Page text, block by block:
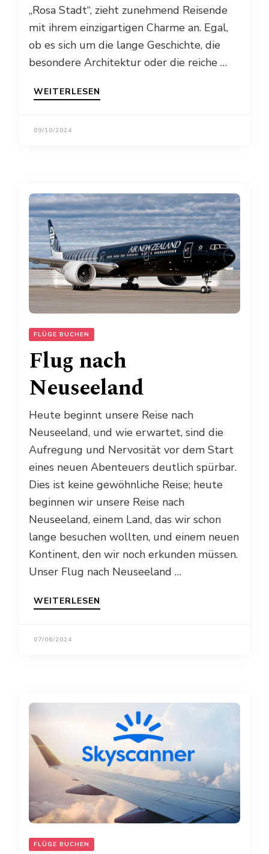
„Rosa Stadt“, zieht zunehmend Reisende
mit ihrem einzigartigen Charme an. Egal,
ob es sich um die lange Geschichte, die
besondere Architektur oder die reiche …
WEITERLESEN
09/10/2024
FLÜGE BUCHEN
Flug nach
Neuseeland
Heute beginnt unsere Reise nach
Neuseeland, und wie erwartet, sind die
Aufregung und Nervosität vor dem Start
eines neuen Abenteuers deutlich spürbar.
Dies ist keine gewöhnliche Reise; heute
beginnen wir unsere Reise nach
Neuseeland, einem Land, das wir schon
lange besuchen wollten, und einem neuen
Kontinent, den wir noch erkunden müssen.
Unser Flug nach Neuseeland …
WEITERLESEN
07/06/2024
FLÜGE BUCHEN